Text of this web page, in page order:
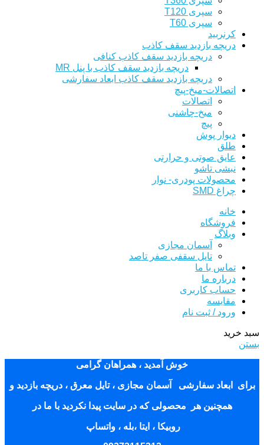
سپری T120
سپری T60
کرنربید
دریچه بازدید سقف کاذب
دریچه بازدید سقف کاذب کنافی
دریچه بازدید سقف کاذب با پنل MR
دریچه بازدید سقف کاذب ابعاد سفارشی
اتصالات-میخ-پیچ
اتصالات
میخ-چاشنی
پیچ
دیوار پوش
طلق
عایق صوتی و حرارتی
نبشی تاشو
محصولات پودری- نوار
چراغ SMD
خانه
فروشگاه
وبلاگ
آسمان مجازی
تایل سقفی صفر تاصد
تماس با ما
درباره ما
حساب کاربری
مقایسه
ورود / ثبت نام
سبد خرید
بستن
خوش آمدید ، همراهان گرامی
برای ابعاد سفارشی آسمان مجازی ، تایل معرق ، دریچه بازدید و
همچنین هر محصولی که در سایت پیدا نکردید با ما در
روبیکا ، ایتا ،بله ، واتساپ